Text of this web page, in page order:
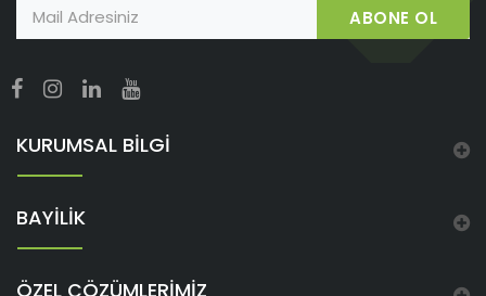
ABONE OL
KURUMSAL BİLGİ
BAYİLİK
ÖZEL ÇÖZÜMLERİMİZ